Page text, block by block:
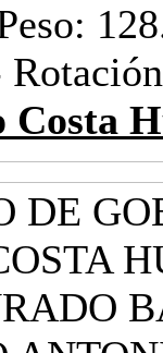
Costa
DE